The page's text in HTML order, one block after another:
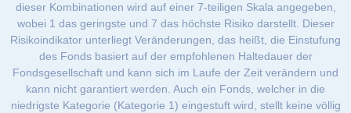
dieser Kombinationen wird auf einer 7-teiligen Skala angegeben,
wobei 1 das geringste und 7 das höchste Risiko darstellt. Dieser
Risikoindikator unterliegt Veränderungen, das heißt, die Einstufung
des Fonds basiert auf der empfohlenen Haltedauer der
Fondsgesellschaft und kann sich im Laufe der Zeit verändern und
kann nicht garantiert werden. Auch ein Fonds, welcher in die
niedrigste Kategorie (Kategorie 1) eingestuft wird, stellt keine völlig